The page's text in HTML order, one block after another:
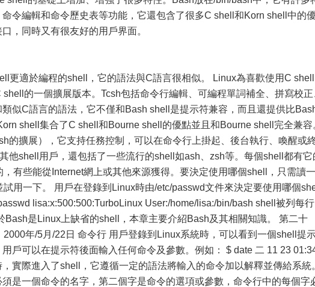
令編輯和命令歷史表等功能，它還包含了很多C shell和Korn shell中的
，同時又有很友好的用戶界面。
更適於編程的shell，它的語法與C語言很相似。 Linux為喜歡使用C shell
的一個擴展版本。Tcsh包括命令行編輯、可編程單詞補全、拼寫校正
似C語言的語法，它不僅和Bash shell是提示符兼容，而且還提供比
shell集合了C shell和Bourne shell的優點並且和Bourne shell完全兼容
的擴展），它支持任務控制，可以在命令行上掛起、後台執行、喚醒或
他shell用戶，還包括了一些流行的shell如ash、zsh等。每個shell都有它
有些能從Internet網上或其他來源獲得。要決定使用哪個shell，只需讀一
用一下。 用戶在登錄到Linux時由/etc/passwd文件來決定要使用哪個
lisa:x:500:500:TurboLinux User:/home/lisa:/bin/bash shell被列每行
Bash是Linux上缺省的shell，本章主要介紹Bash及其相關知識。 第二十
/22日 命令行 用戶登錄到Linux系統時，可以看到一個shell提
戶可以在提示符後面輸入任何命令及參數。例如： $ date 二 11 23
實際進入了shell，它遵循一定的語法將輸入的命令加以解釋並傳給系統
是一個命令的名字，第二個字是命令的選項或參數，命令行中的每個字